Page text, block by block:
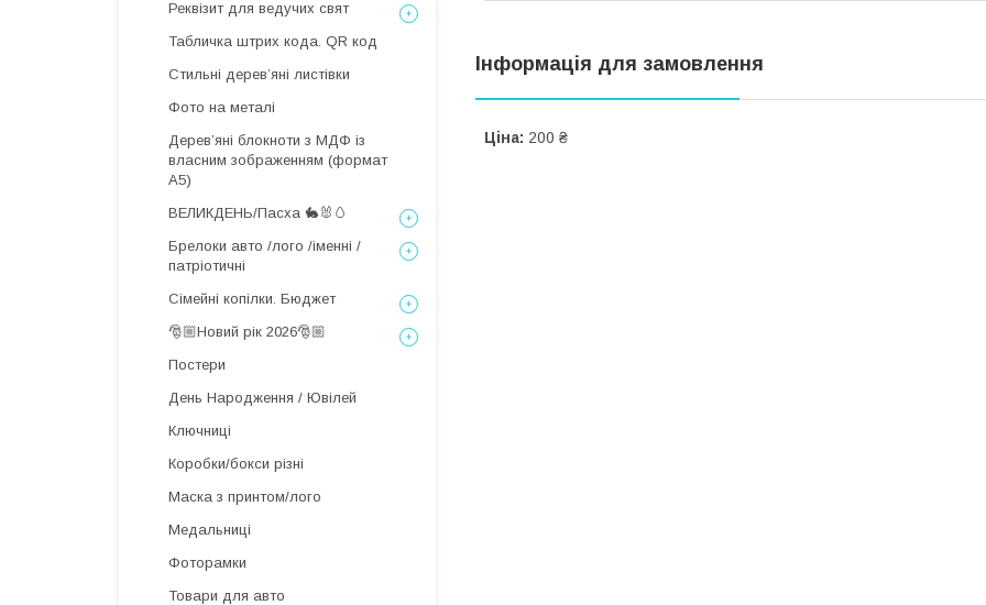
Інформація для замовлення
Ціна: 200 ₴
Реквізит для ведучих свят
Табличка штрих кода. QR код
Стильні деревʼяні листівки
Фото на металі
Дерев’яні блокноти з МДФ із
власним зображенням (формат
А5)
ВЕЛИКДЕНЬ/Пасха 🐇🐰🥚
Брелоки авто /лого /іменні /
патріотичні
Сімейні копілки. Бюджет
🎅🏼Новий рік 2026🎅🏼
Постери
День Народження / Ювілей
Ключниці
Коробки/бокси різні
Маска з принтом/лого
Медальниці
Фоторамки
Товари для авто